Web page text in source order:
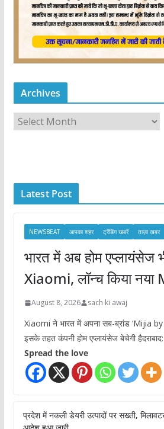
Archives
Latest Post
NEWSBEAT आपका शहर ट्रेंडिंग खबरें ताज़ा ख़बर
भारत में अब होम एप्लायंसेज
Xiaomi, लॉन्च किया नया
August 8, 2026 sach ki awaj
Xiaomi ने भारत में अपना सब-ब्रांड ‘Mijia by
इसके तहत कंपनी होम एप्लायंसेज बेचेगी
Spread the love
प्रदेश में नकली डेयरी उत्पादों पर सख्ती,